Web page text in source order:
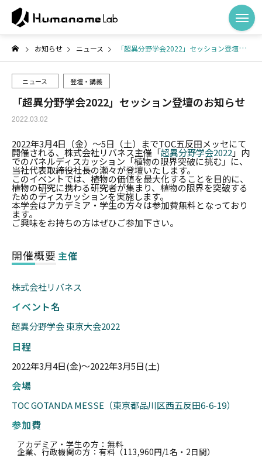
お知らせ ニュース 「超異分野学会2022」セッション登壇のお知らせ
ニュース 登壇・講義
「超異分野学会2022」セッション登壇のお知らせ
2022.03.02
2022年3月4日（金）〜5日（土）までTOC五反田メッセにて
開催される、株式会社リバネス主催「超異分野学会2022 」内
でのパネルディスカッション「植物の限界突破に挑む」に、
当社代表取締役社長の瀬々が登壇いたします。
このイベントでは、植物の価値を最大化することを目的に、
植物の研究に携わる研究者が集まり、植物の限界を突破する
ためのディスカッションを実施します。
本学会はアカデミア・学生の方々は参加費無料となっており
ます。
ご興味をお持ちの方はぜひご参加下さい。
開催概要 主催
株式会社リバネス
イベント名
超異分野学会 東京大会2022
日程
2022年3月4日(金)〜2022年3月5日(土)
会場
TOC GOTANDA MESSE（東京都品川区西五反田6-6-19）
参加費
アカデミア・学生の方：無料
企業、行政機関の方：有料（113,960円/1名・2日間）